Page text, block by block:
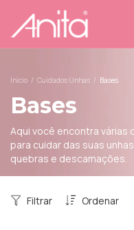
Início / Cuidados Unhas / Bases
Bases
Aqui você encontra várias
para cuidar das suas
quebras e descamações.
Ordenar
Filtrar